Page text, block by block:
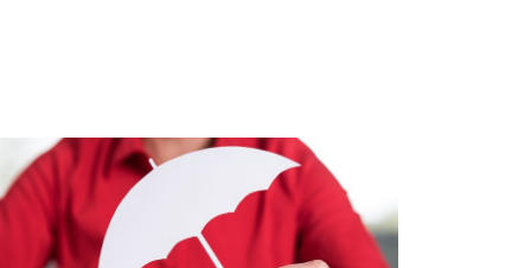
cinco
para
seguro
mascotas